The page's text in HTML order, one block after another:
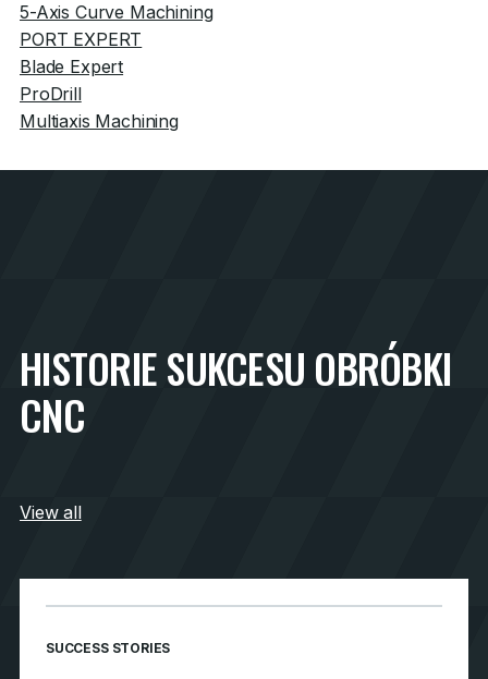
5-Axis Curve Machining
PORT EXPERT
Blade Expert
ProDrill
Multiaxis Machining
HISTORIE SUKCESU OBRÓBKI
CNC
View all
SUCCESS STORIES